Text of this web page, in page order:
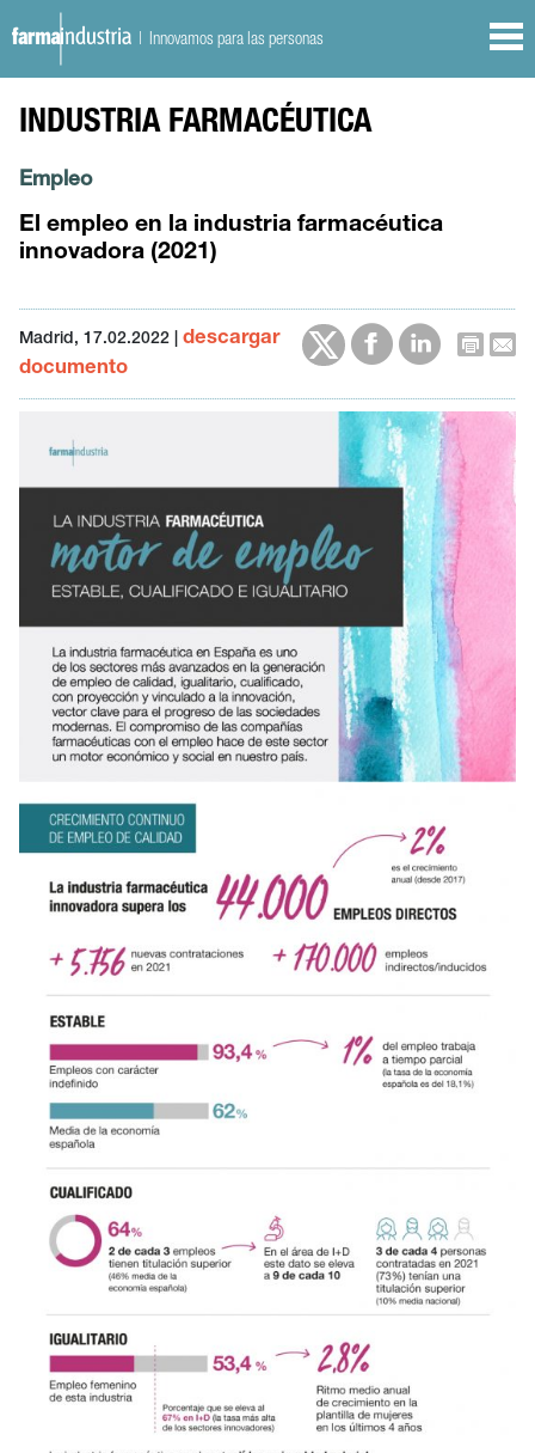
| Innovamos para las personas
INDUSTRIA FARMACÉUTICA
Empleo
El empleo en la industria farmacéutica
innovadora (2021)
Madrid, 17.02.2022 |descargar
documento